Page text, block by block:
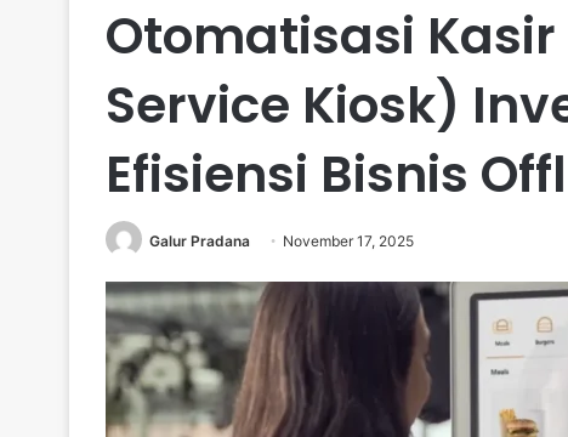
Otomatisasi
Service Kiosk)
Efisiensi Bisnis
Galur Pradana November 17, 2025